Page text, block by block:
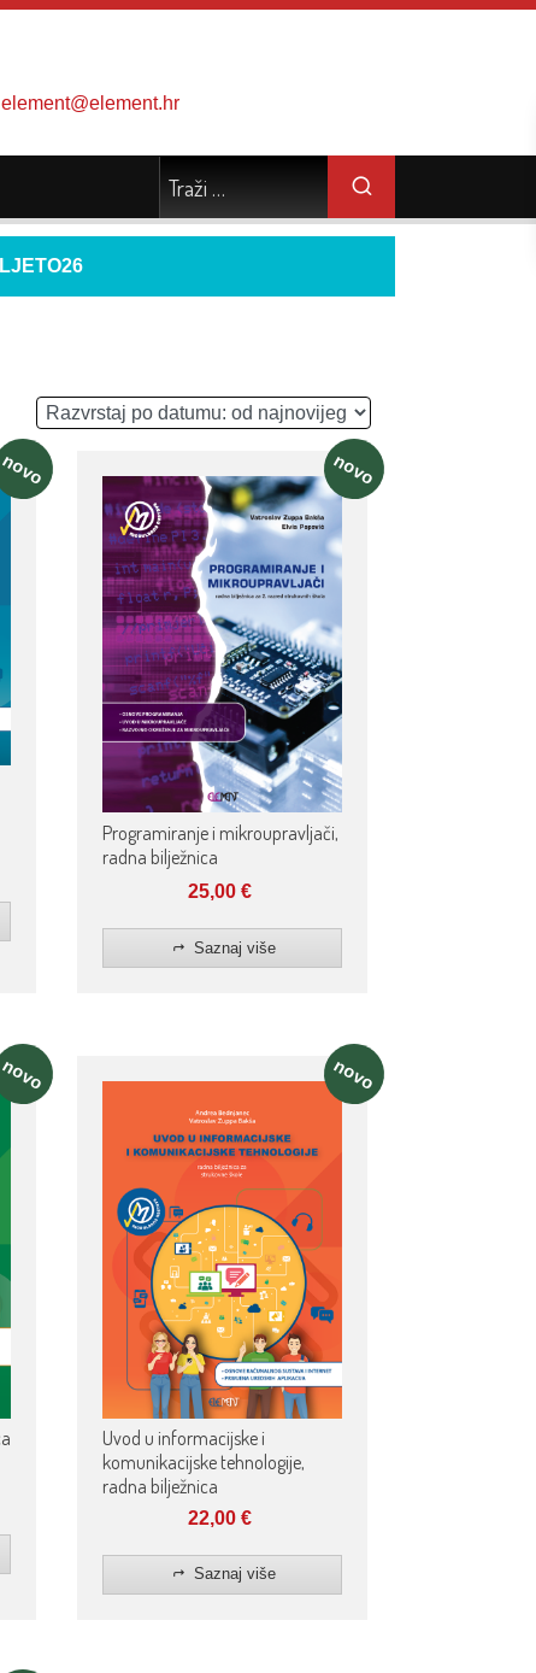
element@element.hr
LJETO26
novo novo
Programiranje i mikroupravljači,
radna bilježnica
25,00€
Saznaj više
novo novo
Uvod u informacijske i
komunikacijske tehnologije,
radna bilježnica
22,00€
Saznaj više